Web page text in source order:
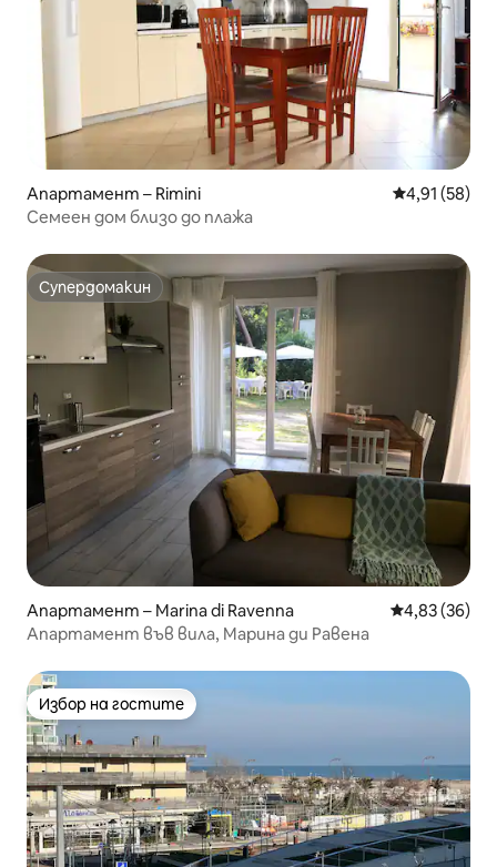
Апартамент – Rimini Средна
4,91 (58)
Семеен дом близо до плажа
Супердомакин
Супердомакин
Апартамент – Marina di Ravenna Средна
4,83 (36)
Апартамент във вила, Марина ди Равена
Избор на гостите
Избор на гостите